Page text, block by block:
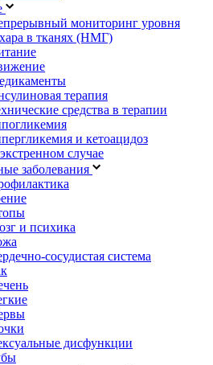
мониторинг уровня
в тканях (НМГ)
терапия
средства в терапии
и кетоацидоз
случае
заболевания
и психика
сосудистая система
дисфункции